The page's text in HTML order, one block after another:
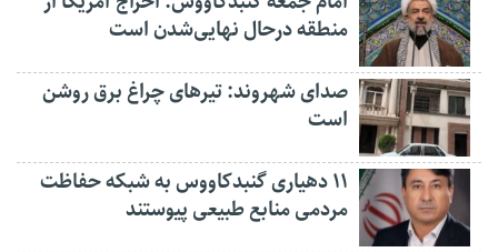
منطقه درحال نهایی‌شدن است
صدای شهروند: تیرهای چراغ برق روشن
است
۱۱ دهیاری گنبدکاووس به شبکه حفاظت
مردمی منابع طبیعی پیوستند